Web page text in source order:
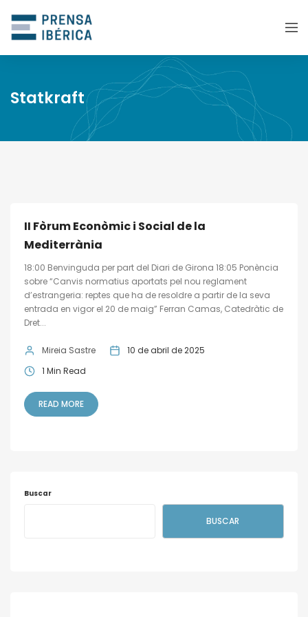
Statkraft
II Fòrum Econòmic i Social de la
Mediterrània
18:00 Benvinguda per part del Diari de Girona 18:05 Ponència
sobre “Canvis normatius aportats pel nou reglament
d’estrangeria: reptes que ha de resoldre a partir de la seva
entrada en vigor el 20 de maig” Ferran Camas, Catedràtic de
Dret...
Mireia Sastre
10 de abril de 2025
1 Min Read
READ MORE
Buscar
BUSCAR